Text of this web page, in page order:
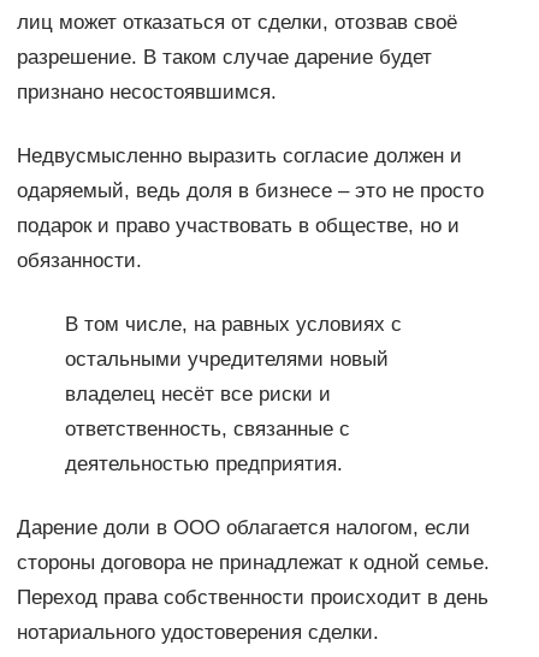
лиц может отказаться от сделки, отозвав своё
разрешение. В таком случае дарение будет
признано несостоявшимся.
Недвусмысленно выразить согласие должен и
одаряемый, ведь доля в бизнесе – это не просто
подарок и право участвовать в обществе, но и
обязанности.
В том числе, на равных условиях с
остальными учредителями новый
владелец несёт все риски и
ответственность, связанные с
деятельностью предприятия.
Дарение доли в ООО облагается налогом, если
стороны договора не принадлежат к одной семье.
Переход права собственности происходит в день
нотариального удостоверения сделки.